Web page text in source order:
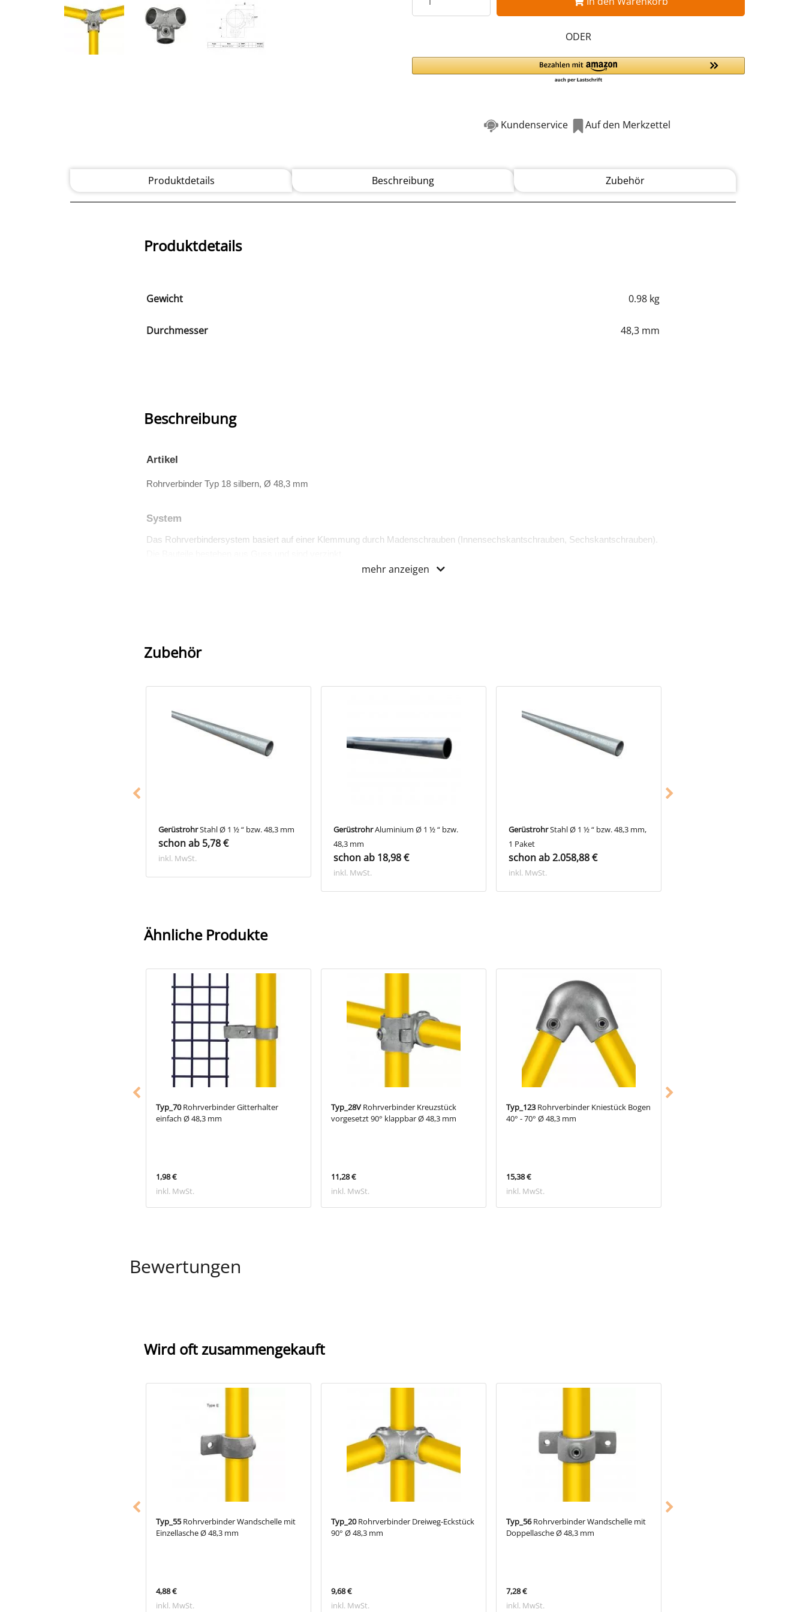
ODER
Kundenservice Auf den Merkzettel
Produktdetails Beschreibung Zubehör
Produktdetails
Gewicht 0.98 kg
Durchmesser 48,3 mm
Beschreibung
Artikel
Rohrverbinder Typ 18 silbern, Ø 48,3 mm
System
Das Rohrverbindersystem basiert auf einer Klemmung durch Madenschrauben (Innensechskantschrauben, Sechskantschrauben).
3 Madenschrauben
Zusatzinformationen und Hinweise
mehr anzeigen
Zubehör
GerüstrohrStahl Ø 1 ½ “ bzw. 48,3 mm
schon ab 5,78 €
inkl. MwSt.
GerüstrohrAluminium Ø 1 ½ “ bzw.
48,3 mm
schon ab 18,98 €
inkl. MwSt.
GerüstrohrStahl Ø 1 ½ “ bzw. 48,3 mm,
1 Paket
schon ab 2.058,88 €
inkl. MwSt.
Ähnliche Produkte
Typ_70Rohrverbinder Gitterhalter
einfach Ø 48,3 mm
1,98 €
inkl. MwSt.
Typ_28VRohrverbinder Kreuzstück
vorgesetzt 90° klappbar Ø 48,3 mm
11,28 €
inkl. MwSt.
Typ_123Rohrverbinder Kniestück Bogen
40° - 70° Ø 48,3 mm
15,38 €
inkl. MwSt.
Bewertungen
Wird oft zusammengekauft
Typ_55Rohrverbinder Wandschelle mit
Einzellasche Ø 48,3 mm
4,88 €
inkl. MwSt.
Typ_20Rohrverbinder Dreiweg-Eckstück
90° Ø 48,3 mm
9,68 €
inkl. MwSt.
Typ_56Rohrverbinder Wandschelle mit
Doppellasche Ø 48,3 mm
7,28 €
inkl. MwSt.